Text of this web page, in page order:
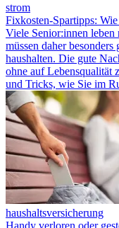
strom
Fixkosten-Spartipps:
Viele Senior:innen leben
müssen daher
haushalten. Die gute
ohne auf Lebensqualität
und Tricks, wie Sie im
haushaltsversicherung
Handy verloren oder